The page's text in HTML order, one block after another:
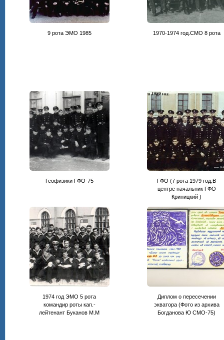
9 рота ЭМО 1985 1970-1974 год.СМО 8 рота
Геофизики ГФО-75
ГФО (7 рота 1979 год.В
центре начальник ГФО
Криницкий )
1974 год ЭМО 5 рота
командир роты кап.-
лейтенант Буканов М.М
Диплом о пересечении
экватора (Фото из архива
Богданова Ю СМО-75)